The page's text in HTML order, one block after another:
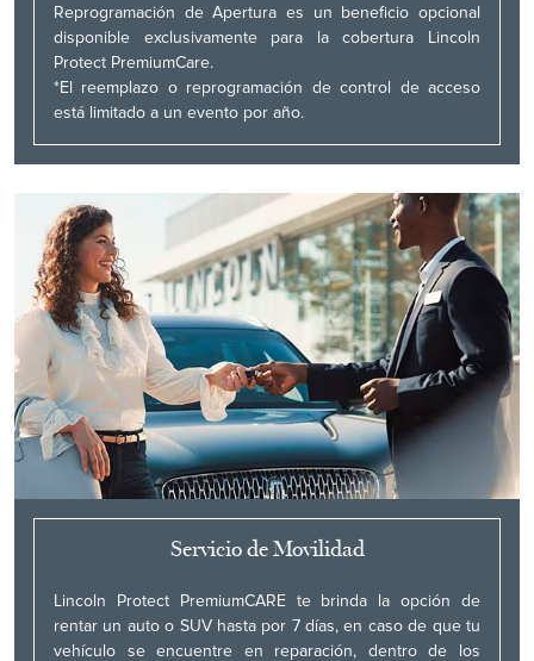
Reprogramación de Apertura es un beneficio opcional
disponible exclusivamente para la cobertura Lincoln
Protect PremiumCare.
*El reemplazo o reprogramación de control de acceso
está limitado a un evento por año.
Servicio de Movilidad
Lincoln Protect PremiumCARE te brinda la opción de
rentar un auto o SUV hasta por 7 días, en caso de que tu
vehículo se encuentre en reparación, dentro de los